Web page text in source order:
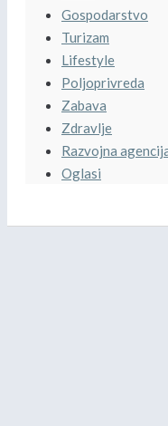
Gospodarstvo
Turizam
Lifestyle
Poljoprivreda
Zabava
Zdravlje
Razvojna
Oglasi